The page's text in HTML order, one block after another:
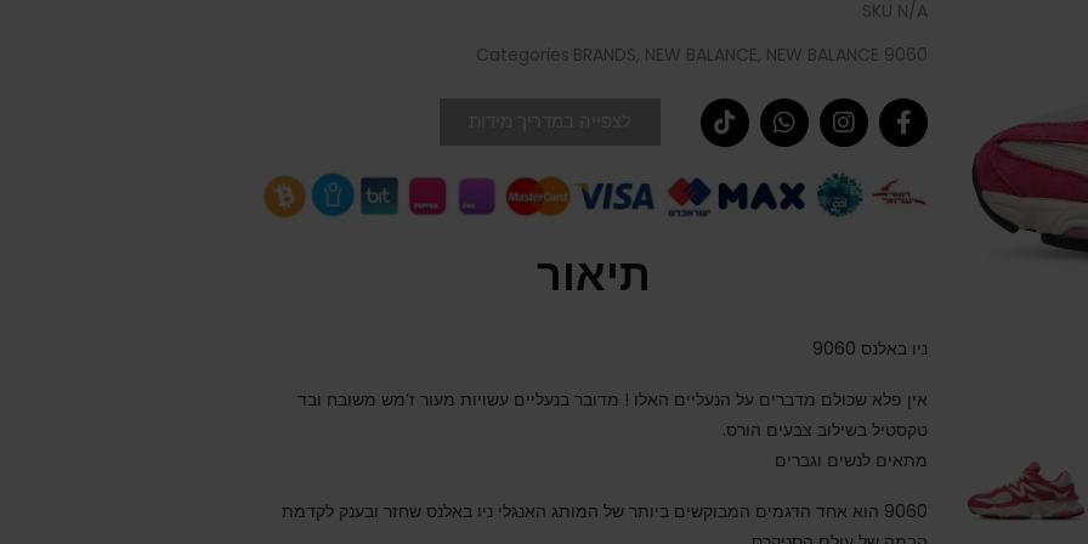
SKU N/A
Categories BRANDS, NEW BALANCE, NEW BALANCE 9060
תיאור
ניו באלנס 9060
אין פלא שכולם מדברים על הנעליים האלו ! מדובר בנעליים עשויות מעור ז’מש משובח ובד
טקסטיל בשילוב צבעים הורס.
מתאים לנשים וגברים
9060 הוא אחד הדגמים המבוקשים ביותר של המותג האנגלי ניו באלנס שחזר ובענק לקדמת